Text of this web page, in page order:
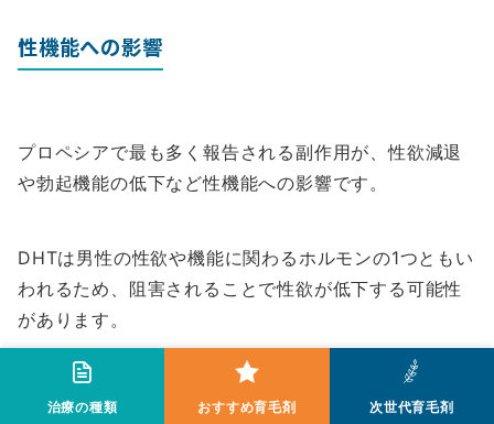
治療の種類 おすすめ育毛剤 次世代育毛剤
性機能への影響
プロペシアで最も多く報告される副作用が、性欲減退
や勃起機能の低下など性機能への影響です。
DHTは男性の性欲や機能に関わるホルモンの1つともい
われるため、阻害されることで性欲が低下する可能性
があります。
個人差が大きく、まったく影響を感じない人もいます